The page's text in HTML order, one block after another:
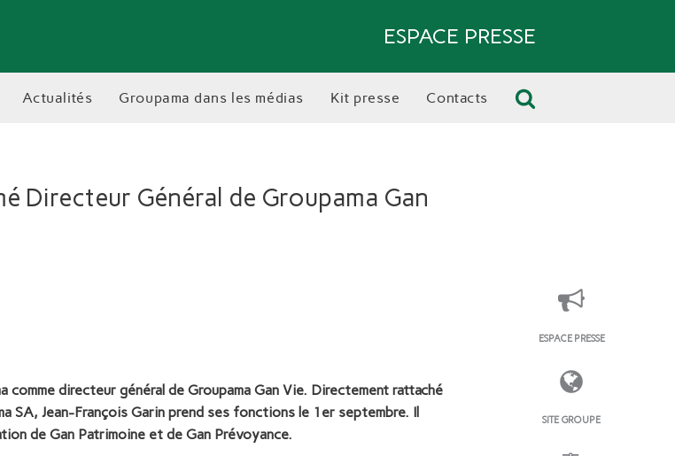
ESPACE PRESSE
actualités groupama dans les médias kit presse contacts
Directeur Général de Groupama Gan
ESPACE PRESSE
SITE GROUPE
comme directeur général de Groupama Gan Vie. Directement rattaché
SA, Jean-François Garin prend ses fonctions le 1er septembre. Il
de Gan Patrimoine et de Gan Prévoyance.